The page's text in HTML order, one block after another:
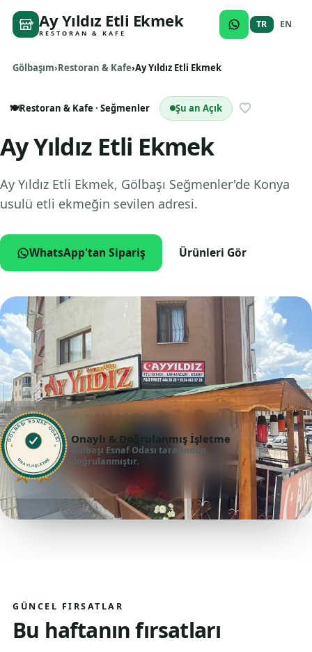
Ay Yıldız Etli Ekmek
RESTORAN & KAFE
TR EN
Gölbaşım Restoran & Kafe Ay Yıldız Etli Ekmek
🍽️Restoran & Kafe · Seğmenler Şu an Açık
Ay Yıldız Etli Ekmek
Ay Yıldız Etli Ekmek, Gölbaşı Seğmenler'de Konya
usulü etli ekmeğin sevilen adresi.
WhatsApp'tan Sipariş Ürünleri Gör
GÖLBAŞI ESNAF ODASI
ONAYLI İŞLETME
Onaylı & Doğrulanmış İşletme
Gölbaşı Esnaf Odası tarafından
doğrulanmıştır.
GÜNCEL FIRSATLAR
Bu haftanın fırsatları